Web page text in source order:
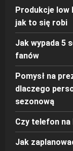
Produkcje low
jak to się robi
Jak wypada 5
fanów
Pomysł na
dlaczego
sezonową
Czy telefon
Jak